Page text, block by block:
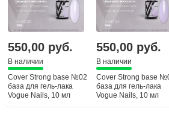
550,00 руб.
В наличии
Cover Strong base №02
база для гель-лака
Vogue Nails, 10 мл
550,00 руб.
В наличии
Cover Strong base
база для гель-лака
Vogue Nails, 10 мл